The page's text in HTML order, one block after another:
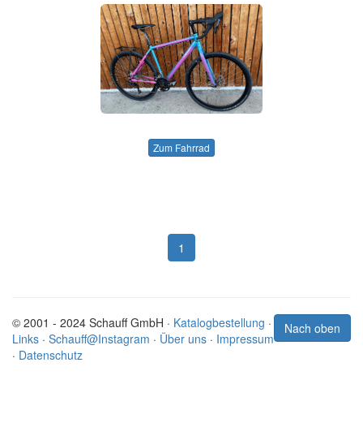
Zum Fahrrad
1
Nach oben
© 2001 - 2024 Schauff GmbH · Katalogbestellung ·
Links · Schauff@Instagram · Über uns · Impressum
· Datenschutz